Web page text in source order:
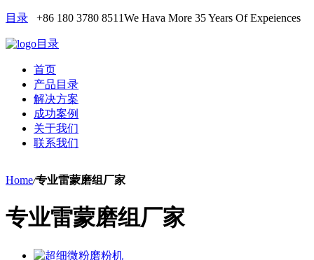
目录 +86 180 3780 8511We Hava More 35 Years Of Expeiences
目录
首页
产品目录
解决方案
成功案例
关于我们
联系我们
Home/专业雷蒙磨组厂家
专业雷蒙磨组厂家